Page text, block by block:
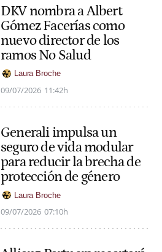
DKV nombra a Albert
Gómez Facerías como
nuevo director de los
ramos No Salud
Laura Broche
09/07/2026 11:42h
Generali impulsa un
seguro de vida modular
para reducir la brecha de
protección de género
Laura Broche
09/07/2026 07:10h